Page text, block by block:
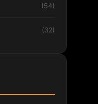
(54)
(32)